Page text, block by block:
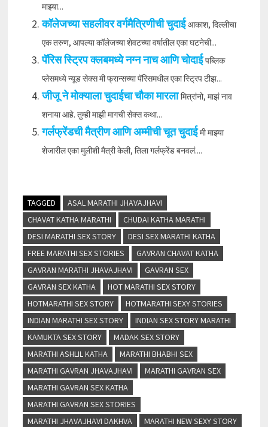
माझ्या...
कॉलेजच्या सहलीवर वर्गमैत्रिणीची चुदाई आकाश, दिल्लीचा
एक तरुण, आपल्या कॉलेजच्या शेवटच्या वर्षातील एका घटनेची...
पॅरिस स्ट्रिप क्लबमध्ये नग्न नाच आणि चोदाई पब्लिक
प्लेसमध्ये न्यूड सेक्स मी फ्रान्सच्या पॅरिसमधील एका स्ट्रिप टीझ...
जीजू ने मोक्याला चुदाईचा चौका मारला मित्रांनो, माझं नाव
शनाया आहे. तुम्ही माझी मागची सेक्स कथा...
गर्लफ्रेंडची मैत्रीण आणि अम्मीची चूत चुदाई मी माझ्या
शेजारील एका मुलीशी मैत्री केली, तिला गर्लफ्रेंड बनवलं....
TAGGED
ASAL MARATHI JHAVAJHAVI
CHAVAT KATHA MARATHI
CHUDAI KATHA MARATHI
DESI MARATHI SEX STORY
DESI SEX MARATHI KATHA
FREE MARATHI SEX STORIES
GAVRAN CHAVAT KATHA
GAVRAN MARATHI JHAVAJHAVI
GAVRAN SEX
GAVRAN SEX KATHA
HOT MARATHI SEX STORY
HOTMARATHI SEX STORY
HOTMARATHI SEXY STORIES
INDIAN MARATHI SEX STORY
INDIAN SEX STORY MARATHI
KAMUKTA SEX STORY
MADAK SEX STORY
MARATHI ASHLIL KATHA
MARATHI BHABHI SEX
MARATHI GAVRAN JHAVAJHAVI
MARATHI GAVRAN SEX
MARATHI GAVRAN SEX KATHA
MARATHI GAVRAN SEX STORIES
MARATHI JHAVAJHAVI DAKHVA
MARATHI NEW SEXY STORY